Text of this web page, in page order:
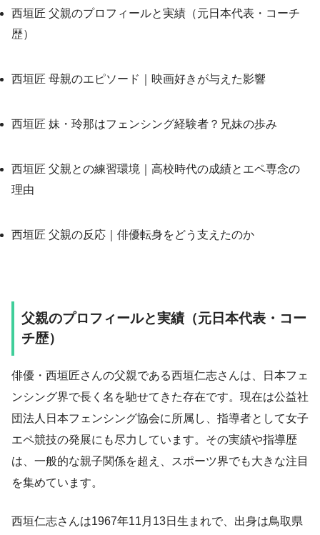
西垣匠 父親のプロフィールと実績（元日本代表・コーチ
歴）
西垣匠 母親のエピソード｜映画好きが与えた影響
西垣匠 妹・玲那はフェンシング経験者？兄妹の歩み
西垣匠 父親との練習環境｜高校時代の成績とエペ専念の
理由
西垣匠 父親の反応｜俳優転身をどう支えたのか
父親のプロフィールと実績（元日本代表・コー
チ歴）
俳優・西垣匠さんの父親である西垣仁志さんは、日本フェ
ンシング界で長く名を馳せてきた存在です。現在は公益社
団法人日本フェンシング協会に所属し、指導者として女子
エペ競技の発展にも尽力しています。その実績や指導歴
は、一般的な親子関係を超え、スポーツ界でも大きな注目
を集めています。
西垣仁志さんは1967年11月13日生まれで、出身は鳥取県